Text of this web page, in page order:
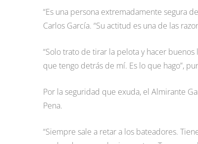
“Es una persona extremadamente segura
Carlos García. “Su actitud es una de las
“Solo trato de tirar la pelota y hacer
que tengo detrás de mí. Es lo que hago”,
Por la seguridad que exuda, el Almirante
Pena.
“Siempre sale a retar a los bateadores.